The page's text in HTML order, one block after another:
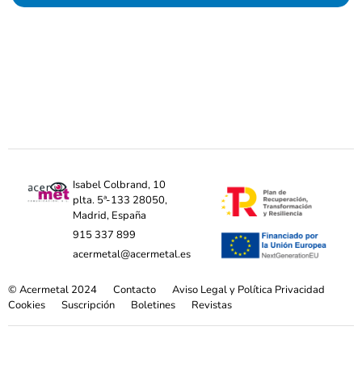
Isabel Colbrand, 10
plta. 5ª-133 28050,
Madrid, España
915 337 899
acermetal@acermetal.es
© Acermetal 2024 Contacto
Aviso Legal y Política Privacidad
Cookies
Suscripción Boletines Revistas